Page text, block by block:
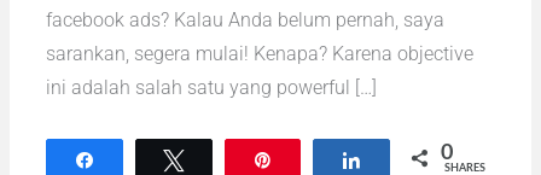
facebook ads? Kalau Anda belum pernah, saya
sarankan, segera mulai! Kenapa? Karena objective
ini adalah salah satu yang powerful […]
Share 0
SHARES
Ads